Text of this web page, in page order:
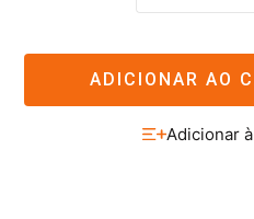
ADICIONAR AO